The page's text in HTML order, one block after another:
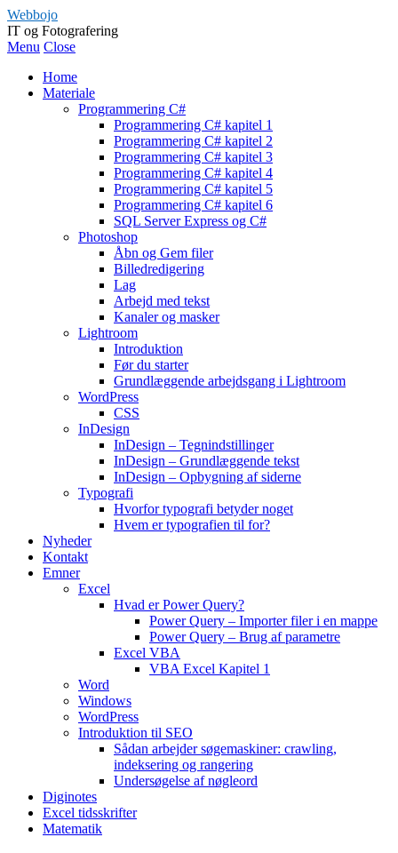
Webbojo
IT og Fotografering
Menu Close
Home
Materiale
Programmering C#
Programmering C# kapitel 1
Programmering C# kapitel 2
Programmering C# kapitel 3
Programmering C# kapitel 4
Programmering C# kapitel 5
Programmering C# kapitel 6
SQL Server Express og C#
Photoshop
Åbn og Gem filer
Billedredigering
Lag
Arbejd med tekst
Kanaler og masker
Lightroom
Introduktion
Før du starter
Grundlæggende arbejdsgang i Lightroom
WordPress
CSS
InDesign
InDesign – Tegnindstillinger
InDesign – Grundlæggende tekst
InDesign – Opbygning af siderne
Typografi
Hvorfor typografi betyder noget
Hvem er typografien til for?
Nyheder
Kontakt
Emner
Excel
Hvad er Power Query?
Power Query – Importer filer i en mappe
Power Query – Brug af parametre
Excel VBA
VBA Excel Kapitel 1
Word
Windows
WordPress
Introduktion til SEO
Sådan arbejder søgemaskiner: crawling,
indeksering og rangering
Undersøgelse af nøgleord
Diginotes
Excel tidsskrifter
Matematik